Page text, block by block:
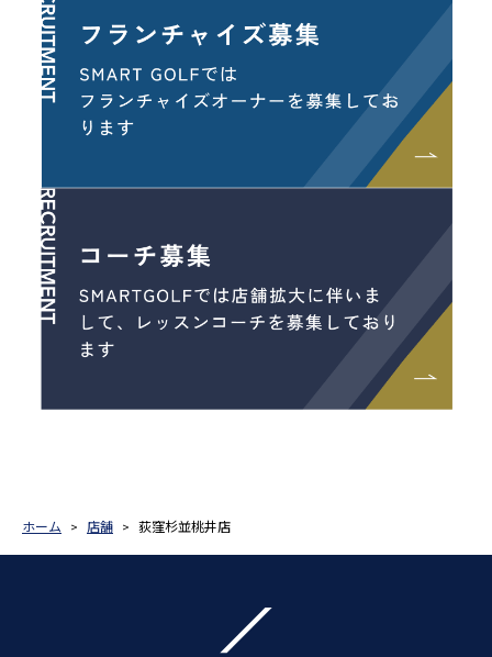
ホーム 店舗 荻窪杉並桃井店